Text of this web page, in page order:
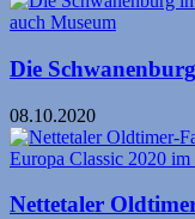
Die
08.10.2020
Nettetaler